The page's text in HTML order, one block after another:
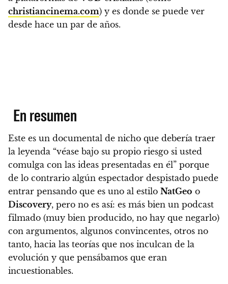
christiancinema.com) y es donde se puede ver
desde hace un par de años.
En resumen
Este es un documental de nicho que debería traer
la leyenda “véase bajo su propio riesgo si usted
comulga con las ideas presentadas en él” porque
de lo contrario algún espectador despistado puede
entrar pensando que es uno al estilo NatGeo o
Discovery, pero no es así: es más bien un podcast
filmado (muy bien producido, no hay que negarlo)
con argumentos, algunos convincentes, otros no
tanto, hacia las teorías que nos inculcan de la
evolución y que pensábamos que eran
incuestionables.